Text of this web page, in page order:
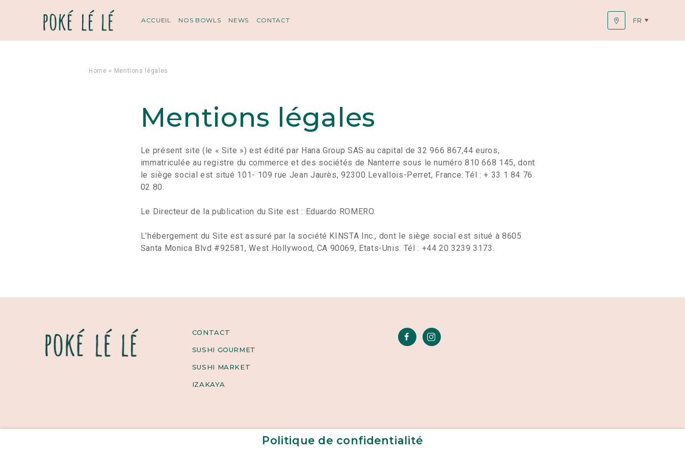
ACCUEIL NOS BOWLS NEWS CONTACT FR
Home » Mentions légales
Mentions légales
Le présent site (le « Site ») est édité par Hana Group SAS au capital de 32 966 867,44 euros,
immatriculée au registre du commerce et des sociétés de Nanterre sous le numéro 810 668 145, dont
le siège social est situé 101- 109 rue Jean Jaurès, 92300 Levallois-Perret, France. Tél : + 33 1 84 76
02 80.
Le Directeur de la publication du Site est : Eduardo ROMERO.
L’hébergement du Site est assuré par la société KINSTA Inc., dont le siège social est situé à 8605
Santa Monica Blvd #92581, West Hollywood, CA 90069, Etats-Unis. Tél : +44 20 3239 3173.
CONTACT
SUSHI GOURMET
SUSHI MARKET
IZAKAYA
Politique de confidentialité